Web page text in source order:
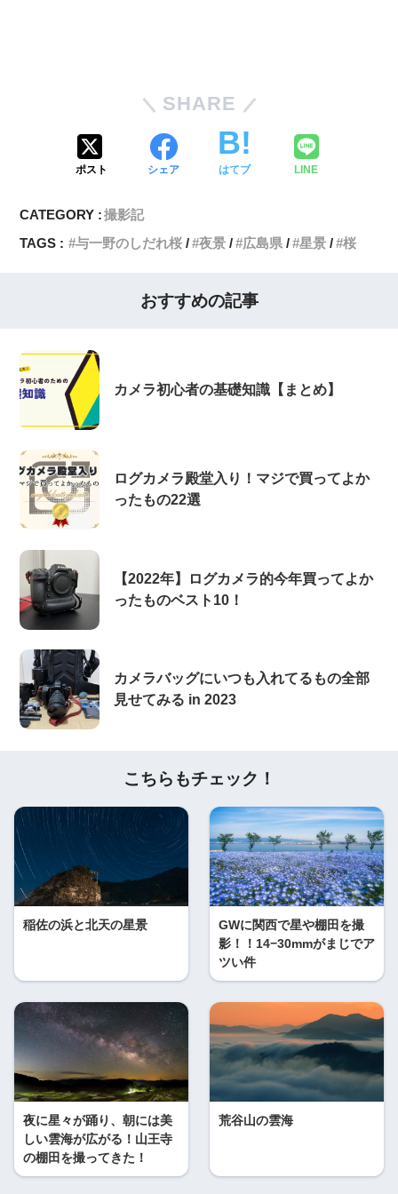
SHARE
ポスト シェア はてブ LINE
CATEGORY :撮影記
TAGS :
与一野のしだれ桜 夜景 広島県 星景 桜
おすすめの記事
カメラ初心者の基礎知識【まとめ】
ログカメラ殿堂入り！マジで買ってよか
ったもの22選
【2022年】ログカメラ的今年買ってよか
ったものベスト10！
カメラバッグにいつも入れてるもの全部
見せてみる in 2023
こちらもチェック！
稲佐の浜と北天の星景
GWに関西で星や棚田を撮
影！！14−30mmがまじでア
ツい件
夜に星々が踊り、朝には美
しい雲海が広がる！山王寺
の棚田を撮ってきた！
荒谷山の雲海